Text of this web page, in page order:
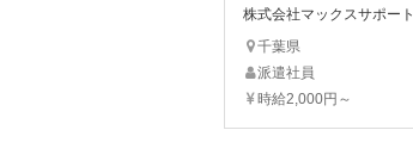
株式会社マックスサポート
千葉県
派遣社員
時給2,000円～